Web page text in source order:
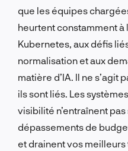
que les équipes
heurtent constamment
Kubernetes, aux défis
normalisation et aux
matière d’IA. Il ne s’agit
ils sont liés. Les
visibilité n’entraînent
dépassements de
et drainent vos meilleurs